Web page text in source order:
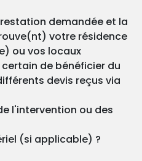
demandée et la
votre résidence
ou vos locaux
de bénéficier du
devis reçus via
l'intervention ou des
(si applicable) ?